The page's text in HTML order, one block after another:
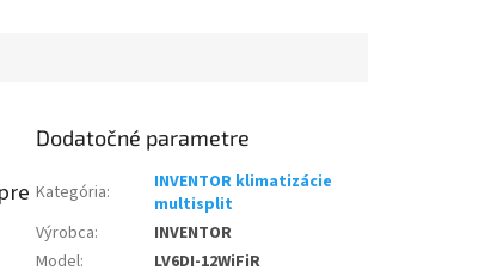
Dodatočné parametre
Kategória:
INVENTOR klimatizácie
multisplit
Výrobca:
INVENTOR
Model:
LV6DI-12WiFiR